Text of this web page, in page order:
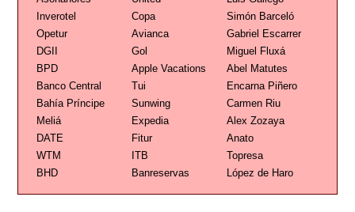
Inverotel
Copa
Simón Barceló
Opetur
Avianca
Gabriel Escarrer
DGII
Gol
Miguel Fluxá
BPD
Apple Vacations
Abel Matutes
Banco Central
Tui
Encarna Piñero
Bahía Príncipe
Sunwing
Carmen Riu
Meliá
Expedia
Alex Zozaya
DATE
Fitur
Anato
WTM
ITB
Topresa
BHD
Banreservas López de Haro